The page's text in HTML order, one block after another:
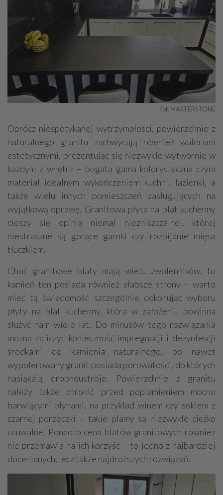
fot. MASTERSTONE
Oprócz niespotykanej wytrzymałości, powierzchnie z
naturalnego granitu zachwycają również walorami
estetycznymi, prezentując się niezwykle wytwornie w
każdym z wnętrz – bogata gama kolorystyczna czyni
materiał idealnym wykończeniem kuchni, łazienki, a
także wielu innych pomieszczeń zasługujących na
wyjątkową oprawę. Granitowa płyta na blat kuchenny
cieszy się opinią niemal niezniszczalnej, której
niestraszne są gorące garnki czy rozbijanie mięsa
tłuczkiem.
Choć granitowe blaty mają wielu zwolenników, to
kamień ten posiada również słabsze strony – warto
mieć tą świadomość szczególnie dokonując wyboru
płyty na blat kuchenny, która w założeniu powinna
służyć nam wiele lat. Do minusów tego rozwiązania
można zaliczyć konieczność impregnacji i dezynfekcji
środkami do kamienia naturalnego, bo nawet
wypolerowany granit posiada porowatości, do których
nasiąkają drobnoustroje. Powierzchnie z granitu
należy także chronić przed poplamieniem mocno
barwiącymi płynami, na przykład winem czy sokiem z
czarnej porzeczki – takie plamy są niezwykle ciężko
usuwalne. Ponadto cena blatów granitowych również
nie przemawia na ich korzyść – to jedno z najbardziej
docenianych, lecz także najdroższych rozwiązań.